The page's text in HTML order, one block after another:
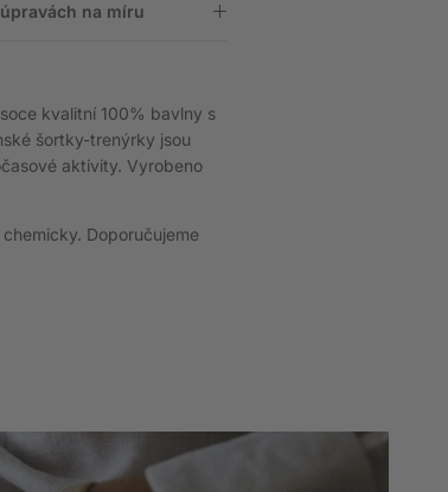
na míru
kvalitní 100% bavlny s
šortky-trenýrky jsou
aktivity. Vyrobeno
Doporučujeme